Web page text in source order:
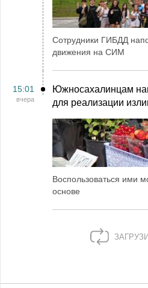
Сотрудники ГИБДД
движения на СИМ
15:01
вчера
Южносахалинцам
для реализации
Воспользоваться ими
основе